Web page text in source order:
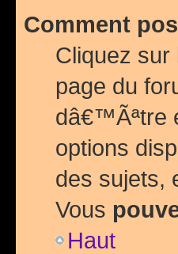
Comment
Cliquez
page du
dâ€™Ãªtre
options
des sujets,
Vous
Haut